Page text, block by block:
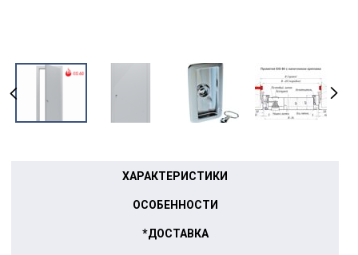
ХАРАКТЕРИСТИКИ
ОСОБЕННОСТИ
*ДОСТАВКА